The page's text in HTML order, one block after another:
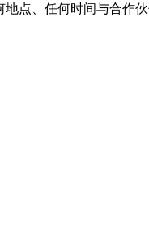
点、任何时间与合作